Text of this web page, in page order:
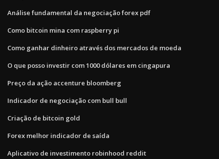
Análise fundamental da negociação forex pdf
Como bitcoin mina com raspberry pi
Como ganhar dinheiro através dos mercados de moeda
O que posso investir com 1000 dólares em cingapura
Preço da ação accenture bloomberg
Indicador de negociação com bull bull
Criação de bitcoin gold
Forex melhor indicador de saída
Aplicativo de investimento robinhood reddit